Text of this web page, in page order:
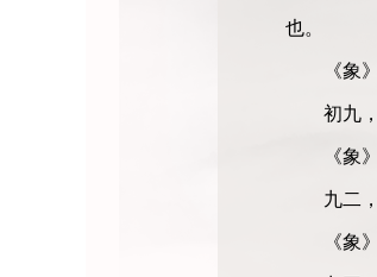
也。
《象
初九
《象
九二
《象